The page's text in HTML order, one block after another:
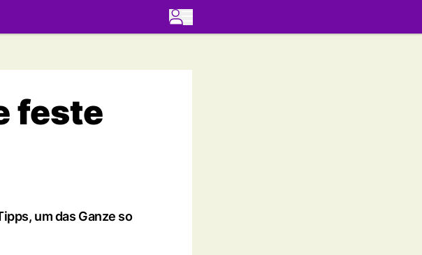
feste
um das Ganze so